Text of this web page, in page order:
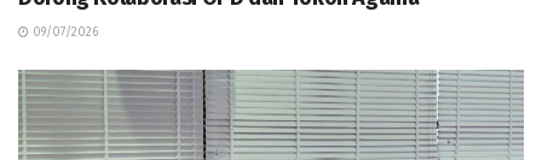
09/07/2026